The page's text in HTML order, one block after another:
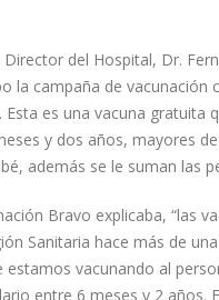
del Hospital, Dr.
la campaña de
es una vacuna gratuita
y dos años, mayores
además se le suman las
Bravo explicaba, “las
Sanitaria hace más de
vacunando al
entre 6 meses y 2 años.